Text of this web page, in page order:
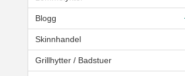
Blogg
Skinnhandel
Grillhytter / Badstuer